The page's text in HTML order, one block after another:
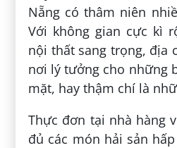
Nẵng có thâm niên
Với không gian cực kì
nội thất sang trọng, địa
nơi lý tưởng cho những
mặt, hay thậm chí là
Thực đơn tại nhà hàng
đủ các món hải sản